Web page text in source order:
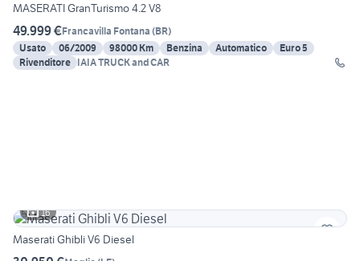
MASERATI GranTurismo 4.2 V8
49.999 €Francavilla Fontana (BR)
Usato
06/2009 98000 Km Benzina Automatico
Euro 5
Rivenditore IAIA TRUCK and CAR
16
Maserati Ghibli V6 Diesel